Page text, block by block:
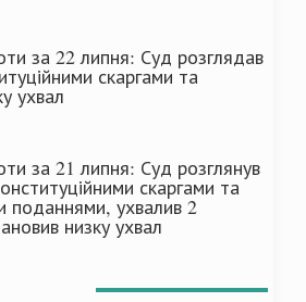
за 22 липня: Суд розглядав
скаргами та
ухвал
за 21 липня: Суд розглянув
скаргами та
поданнями, ухвалив 2
низку ухвал